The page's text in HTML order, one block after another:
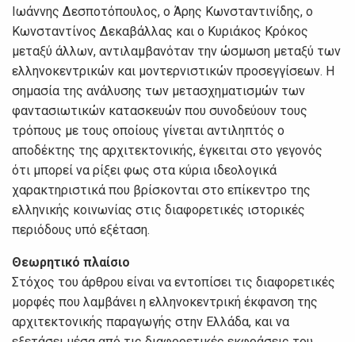
Ιωάννης Δεσποτόπουλος, ο Άρης Κωνσταντινίδης, ο
Κωνσταντίνος Δεκαβάλλας και ο Κυριάκος Κρόκος
μεταξύ άλλων, αντιλαμβανόταν την ώσμωση μεταξύ των
ελληνοκεντρικών και μοντερνιστικών προσεγγίσεων. Η
σημασία της ανάλυσης των μετασχηματισμών των
φαντασιωτικών κατασκευών που συνοδεύουν τους
τρόπους με τους οποίους γίνεται αντιληπτός ο
αποδέκτης της αρχιτεκτονικής, έγκειται στο γεγονός
ότι μπορεί να ρίξει φως στα κύρια ιδεολογικά
χαρακτηριστικά που βρίσκονται στο επίκεντρο της
ελληνικής κοινωνίας στις διαφορετικές ιστορικές
περιόδους υπό εξέταση.
Θεωρητικό πλαίσιο
Στόχος του άρθρου είναι να εντοπίσει τις διαφορετικές
μορφές που λαμβάνει η ελληνοκεντρική έκφανση της
αρχιτεκτονικής παραγωγής στην Ελλάδα, και να